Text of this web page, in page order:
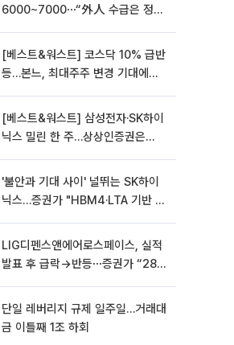
6000~7000⋯“外人 수급은 정책
[베스트&워스트] 코스닥 10% 급반
등…본느, 최대주주 변경 기대에
[베스트&워스트] 삼성전자·SK하이
닉스 밀린 한 주…상상인증권은
'불안과 기대 사이' 널뛰는 SK하이
닉스…증권가 "HBM4·LTA 기반 펀
LIG디펜스앤에어로스페이스, 실적
발표 후 급락→반등⋯증권가 “28년
단일 레버리지 규제 일주일…거래대
금 이틀째 1조 하회